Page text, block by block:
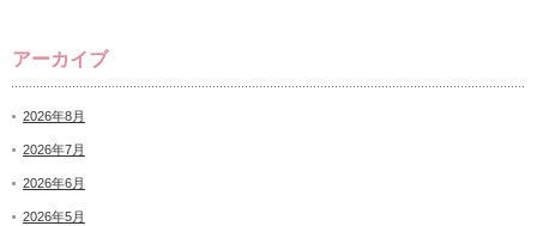
アーカイブ
2026年8月
2026年7月
2026年6月
2026年5月